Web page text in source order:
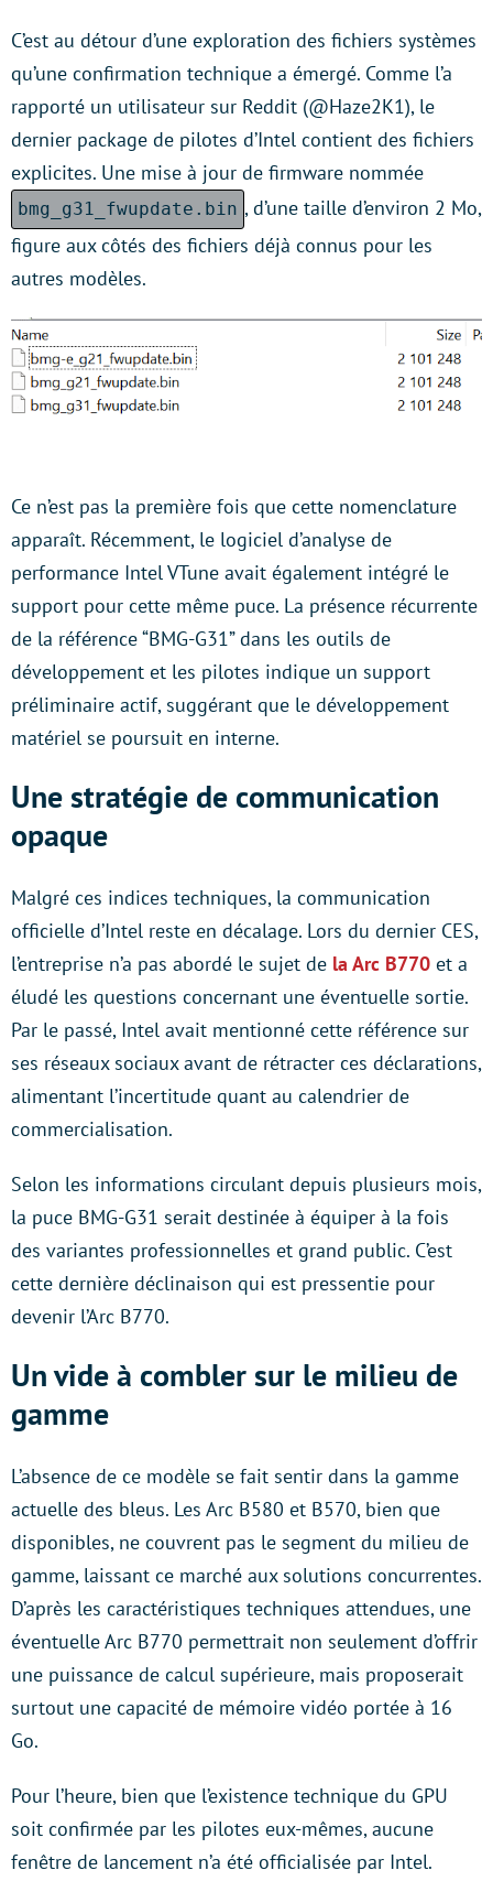
C’est au détour d’une exploration des fichiers systèmes
qu’une confirmation technique a émergé. Comme l’a
rapporté un utilisateur sur Reddit (@Haze2K1), le
dernier package de pilotes d’Intel contient des fichiers
explicites. Une mise à jour de firmware nommée
bmg_g31_fwupdate.bin , d’une taille d’environ 2 Mo,
figure aux côtés des fichiers déjà connus pour les
autres modèles.
Ce n’est pas la première fois que cette nomenclature
apparaît. Récemment, le logiciel d’analyse de
performance Intel VTune avait également intégré le
support pour cette même puce. La présence récurrente
de la référence “BMG-G31” dans les outils de
développement et les pilotes indique un support
préliminaire actif, suggérant que le développement
matériel se poursuit en interne.
Une stratégie de communication
opaque
Malgré ces indices techniques, la communication
officielle d’Intel reste en décalage. Lors du dernier CES,
l’entreprise n’a pas abordé le sujet de la Arc B770 et a
éludé les questions concernant une éventuelle sortie.
Par le passé, Intel avait mentionné cette référence sur
ses réseaux sociaux avant de rétracter ces déclarations,
alimentant l’incertitude quant au calendrier de
commercialisation.
Selon les informations circulant depuis plusieurs mois,
la puce BMG-G31 serait destinée à équiper à la fois
des variantes professionnelles et grand public. C’est
cette dernière déclinaison qui est pressentie pour
devenir l’Arc B770.
Un vide à combler sur le milieu de
gamme
L’absence de ce modèle se fait sentir dans la gamme
actuelle des bleus. Les Arc B580 et B570, bien que
disponibles, ne couvrent pas le segment du milieu de
gamme, laissant ce marché aux solutions concurrentes.
D’après les caractéristiques techniques attendues, une
éventuelle Arc B770 permettrait non seulement d’offrir
une puissance de calcul supérieure, mais proposerait
surtout une capacité de mémoire vidéo portée à 16
Go.
Pour l’heure, bien que l’existence technique du GPU
soit confirmée par les pilotes eux-mêmes, aucune
fenêtre de lancement n’a été officialisée par Intel.